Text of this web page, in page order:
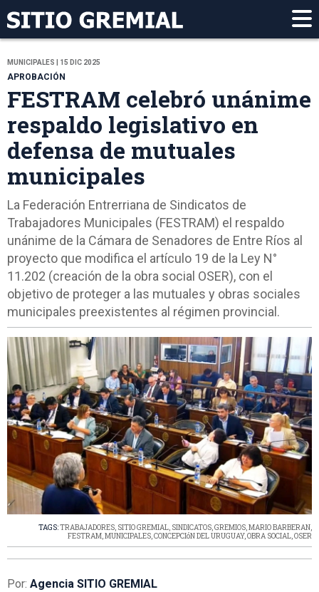
MUNICIPALES | 15 DIC 2025
APROBACIÓN
FESTRAM celebró unánime
respaldo legislativo en
defensa de mutuales
municipales
La Federación Entrerriana de Sindicatos de
Trabajadores Municipales (FESTRAM) el respaldo
unánime de la Cámara de Senadores de Entre Ríos al
proyecto que modifica el artículo 19 de la Ley N°
11.202 (creación de la obra social OSER), con el
objetivo de proteger a las mutuales y obras sociales
municipales preexistentes al régimen provincial.
TAGS:TRABAJADORES, SITIO GREMIAL, SINDICATOS,GREMIOS,MARIO BARBERAN,
FESTRAM,MUNICIPALES,CONCEPCIóN DEL URUGUAY,OBRA SOCIAL,OSER
Por: Agencia SITIO GREMIAL